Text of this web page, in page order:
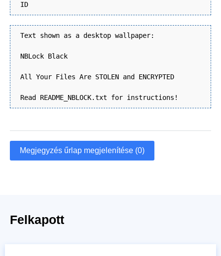
ID
Text shown as a desktop wallpaper:
NBLock Black
All Your Files Are STOLEN and ENCRYPTED
Read README_NBLOCK.txt for instructions!
Megjegyzés űrlap megjelenítése (0)
Felkapott